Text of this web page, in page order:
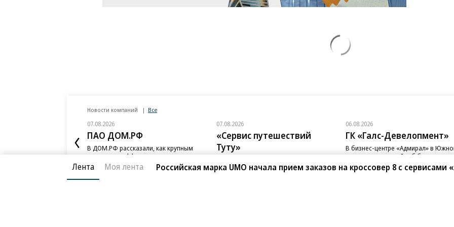
Новости компаний Все
07.08.2026
ПАО ДОМ.РФ
В ДОМ.РФ рассказали, как крупным
компаниям эффективно реализовывать
ESG-стратегию
07.08.2026
«Сервис путешествий
Туту»
и «Нетмонет» поддержат лучших
06.08.2026
ГК «Галс-Девелопмент»
В бизнес-центре «Адмирал» в
порту залит первый куб бетона
Лента Моя лента Российская марка UMO начала прием заказов на кроссовер 8 с сервисами